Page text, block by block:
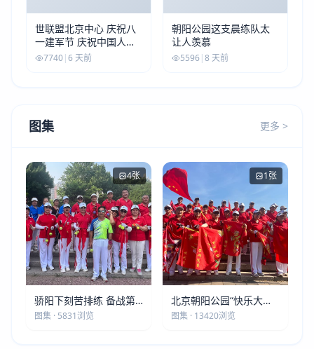
世联盟北京中心 庆祝八
一建军节 庆祝中国人民
解放军建军99周年
7740|6 天前
朝阳公园这支晨练队太
让人羡慕
5596|8 天前
图集 更多 >
4张
骄阳下刻苦排练 备战第
五届莫斯科世界大健康运
图集 · 5831浏览
1张
北京朝阳公园“快乐大本
营”建党105周年庆祝活动
图集 · 13420浏览